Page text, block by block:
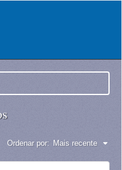
Ordenar por: Mais recente